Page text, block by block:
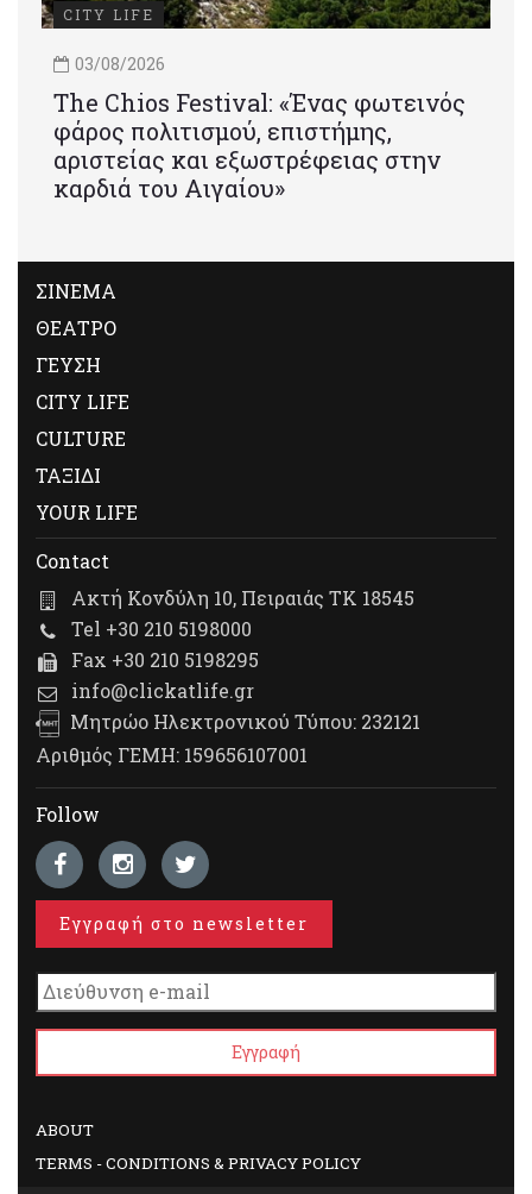
CITY LIFE
03/08/2026
Τhe Chios Festival: «Ένας φωτεινός
φάρος πολιτισμού, επιστήμης,
αριστείας και εξωστρέφειας στην
καρδιά του Αιγαίου»
ΣΙΝΕΜΑ
ΘΕΑΤΡΟ
ΓΕΥΣΗ
CITY LIFE
CULTURE
ΤΑΞΙΔΙ
YOUR LIFE
Contact
Ακτή Κονδύλη 10, Πειραιάς ΤΚ 18545
Tel +30 210 5198000
Fax +30 210 5198295
info@clickatlife.gr
Μητρώο Ηλεκτρονικού Τύπου: 232121
Αριθμός ΓΕΜΗ: 159656107001
Follow
Εγγραφή στο newsletter
ABOUT
TERMS - CONDITIONS & PRIVACY POLICY